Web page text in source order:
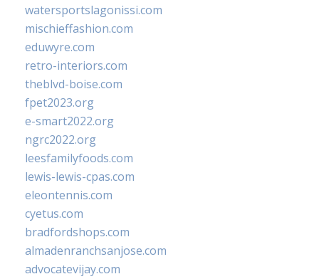
watersportslagonissi.com
mischieffashion.com
eduwyre.com
retro-interiors.com
theblvd-boise.com
fpet2023.org
e-smart2022.org
ngrc2022.org
leesfamilyfoods.com
lewis-lewis-cpas.com
eleontennis.com
cyetus.com
bradfordshops.com
almadenranchsanjose.com
advocatevijay.com